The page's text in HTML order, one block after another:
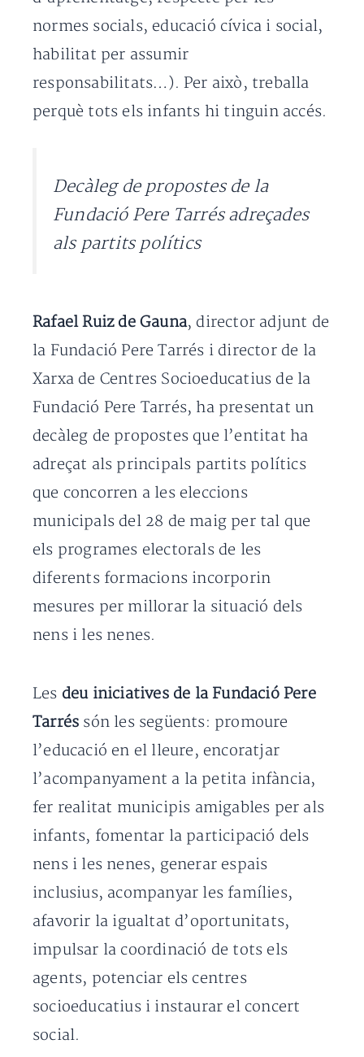
normes socials, educació cívica i social,
habilitat per assumir
responsabilitats…). Per això, treballa
perquè tots els infants hi tinguin accés.​
Decàleg de propostes de la
Fundació Pere Tarrés adreçades
als partits polítics
Rafael Ruiz de Gauna, director adjunt de
la Fundació Pere Tarrés i director de la
Xarxa de Centres Socioeducatius de la
Fundació Pere Tarrés, ha presentat un
decàleg de propostes que l’entitat ha
adreçat als principals partits polítics
que concorren a les eleccions
municipals del 28 de maig per tal que
els programes electorals de les
diferents formacions incorporin
mesures per millorar la situació dels
nens i les nenes.
Les deu iniciatives de la Fundació Pere
Tarrés són les següents: promoure
l’educació en el lleure, encoratjar
l’acompanyament a la petita infància,
fer realitat municipis amigables per als
infants, fomentar la participació dels
nens i les nenes, generar espais
inclusius, acompanyar les famílies,
afavorir la igualtat d’oportunitats,
impulsar la coordinació de tots els
agents, potenciar els centres
socioeducatius i instaurar el concert
social.